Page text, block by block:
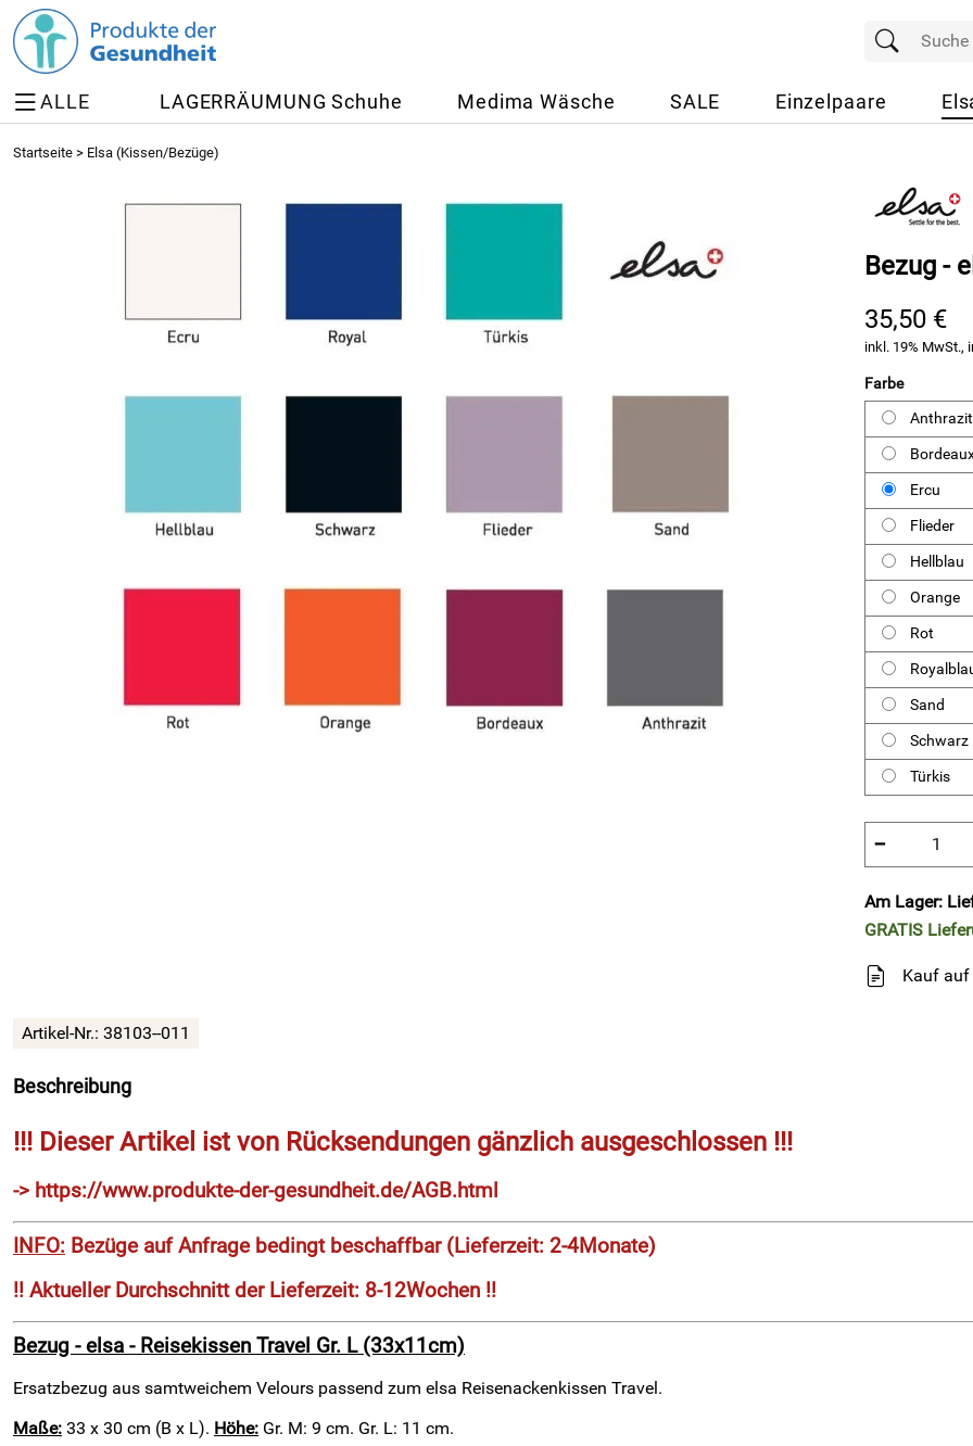
ALLE LAGERRÄUMUNG Schuhe Medima Wäsche SALE Einzelpaare
Startseite > Elsa (Kissen/Bezüge)
Bezug -
35,50 €
inkl. 19% MwSt.,
Farbe
Anthrazit
Ercu
Flieder
Hellblau
Orange
Rot
Sand
Schwarz
Türkis
−
Am Lager:
GRATIS
Kauf auf
Artikel-Nr.: 38103--011
Beschreibung
!!! Dieser Artikel ist von Rücksendungen gänzlich ausgeschlossen !!!
-> https://www.produkte-der-gesundheit.de/AGB.html
INFO: Bezüge auf Anfrage bedingt beschaffbar (Lieferzeit: 2-4Monate)
!! Aktueller Durchschnitt der Lieferzeit: 8-12Wochen !!
Bezug - elsa - Reisekissen Travel Gr. L (33x11cm)
Ersatzbezug aus samtweichem Velours passend zum elsa Reisenackenkissen Travel.
Maße: 33 x 30 cm (B x L). Höhe: Gr. M: 9 cm. Gr. L: 11 cm.